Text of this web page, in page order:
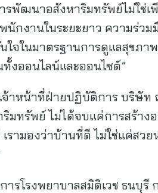
รพัฒนาอสังหาริมทรัพย์ไม่ใ
กงานในระยะยาว ความร่ว
ใจในมาตรฐานการดูแลสุขภา
งออนไลน์และออนไซต์”
าหน้าที่ฝ่ายปฏิบัติการ บริษัท
ทรัพย์ ไม่ได้จบแค่การสร้าง
ามองว่าบ้านที่ดี ไม่ใช่แค่สว
รโรงพยาบาลสมิติเวช ธนบุรี